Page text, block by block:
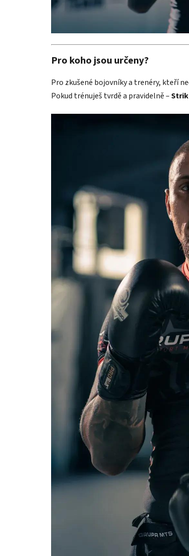
Pro koho jsou určeny?
Pro zkušené bojovníky a trenéry, kteří
Pokud trénuješ tvrdě a pravidelně –